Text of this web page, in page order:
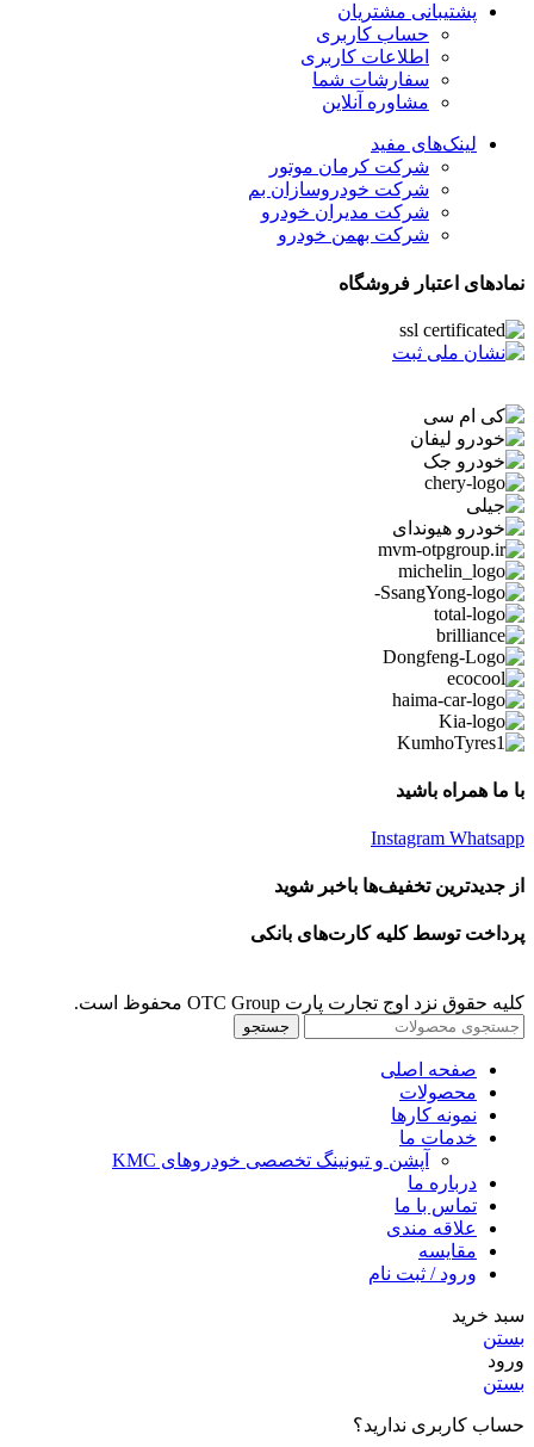
پشتیبانی مشتریان
حساب کاربری
اطلاعات کاربری
سفارشات شما
مشاوره آنلاین
لینک‌های مفید
شرکت کرمان موتور
شرکت خودروسازان بم
شرکت مدیران خودرو
شرکت بهمن خودرو
نمادهای اعتبار فروشگاه
با ما همراه باشید
Instagram Whatsapp
از جدیدترین تخفیف‌ها باخبر شوید
پرداخت توسط کلیه کارت‌های بانکی
کلیه حقوق نزد اوج تجارت پارت OTC Group محفوظ است.
جستجو
صفحه اصلی
محصولات
نمونه کارها
خدمات ما
آپشن و تیونینگ تخصصی خودروهای KMC
درباره ما
تماس با ما
علاقه مندی
مقايسه
ورود / ثبت نام
سبد خرید
بستن
ورود
بستن
حساب کاربری ندارید؟